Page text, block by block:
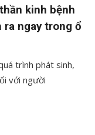
kinh bệnh
ra ngay trong ổ
trình phát sinh,
với người